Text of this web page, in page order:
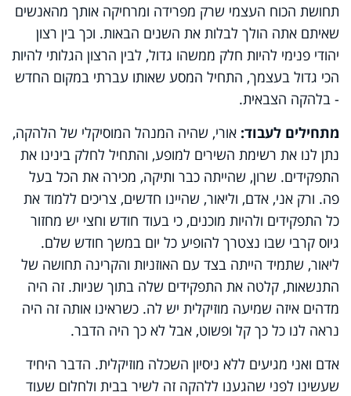
תחושת הכוח העצמי שרק מפרידה ומרחיקה אותך מהאנשים
שאיתם אתה הולך לבלות את השנים הבאות. וכך בין רצון
יהודי פנימי להיות חלק ממשהו גדול, לבין הרצון הגלותי להיות
הכי גדול בעצמך, התחיל המסע שאותו עברתי במקום החדש
- בלהקה הצבאית.
מתחילים לעבוד: אורי, שהיה המנהל המוסיקלי של הלהקה,
נתן לנו את רשימת השירים למופע, והתחיל לחלק בינינו את
התפקידים. שרון, שהייתה כבר ותיקה, מכירה את הכל בעל
פה. ורק אני, אדם, וליאור, שהיינו חדשים, צריכים ללמוד את
כל התפקידים ולהיות מוכנים, כי בעוד חודש וחצי יש מחזור
גיוס קרבי שבו נצטרך להופיע כל יום במשך חודש שלם.
ליאור, שתמיד הייתה בצד עם האוזניות והקרינה תחושה של
התנשאות, קלטה את התפקידים שלה בתוך שניות. זה היה
מדהים איזה שמיעה מוזיקלית יש לה. כשראינו אותה זה היה
נראה לנו כל כך קל ופשוט, אבל לא כך היה הדבר.
אדם ואני מגיעים ללא ניסיון השכלה מוזיקלית. הדבר היחיד
שעשינו לפני שהגענו ללהקה זה לשיר בבית ולחלום שעוד